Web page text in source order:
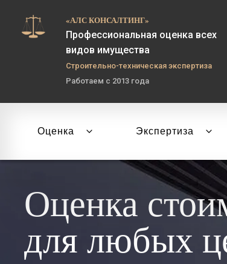
«АЛС КОНСАЛТИНГ»
Профессиональная оценка всех
видов имущества
Строительно-техническая экспертиза
Работаем с 2013 года
Оценка Экспертиза
Оценка
для любых